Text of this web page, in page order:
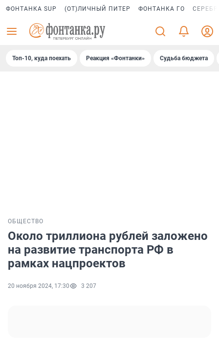
ФОНТАНКА SUP (ОТ)ЛИЧНЫЙ ПИТЕР ФОНТАНКА ГО
Топ-10, куда поехать Реакция «Фонтанки» Судьба бюджета
ОБЩЕСТВО
Около триллиона рублей заложено
на развитие транспорта РФ в
рамках нацпроектов
20 ноября 2024, 17:30 3 207